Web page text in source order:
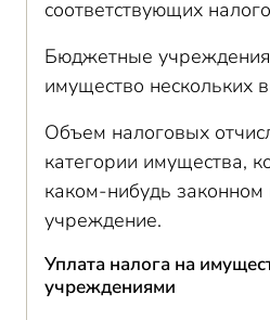
соответствующих
Бюджетные учреждения
имущество нескольких
Объем налоговых
категории имущества,
каком-нибудь
учреждение.
Уплата налога на
учреждениями